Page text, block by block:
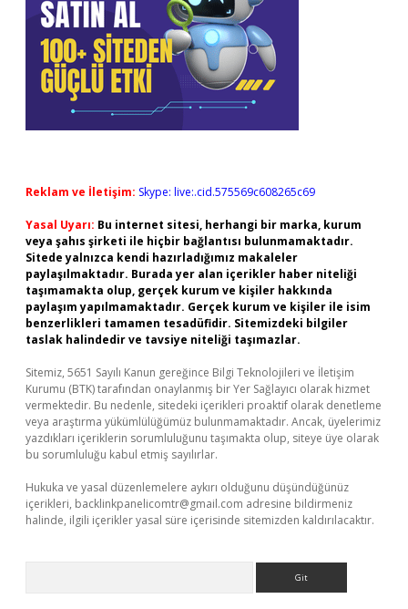
Reklam ve İletişim: Skype: live:.cid.575569c608265c69
Yasal Uyarı: Bu internet sitesi, herhangi bir marka, kurum
veya şahıs şirketi ile hiçbir bağlantısı bulunmamaktadır.
Sitede yalnızca kendi hazırladığımız makaleler
paylaşılmaktadır. Burada yer alan içerikler haber niteliği
taşımamakta olup, gerçek kurum ve kişiler hakkında
paylaşım yapılmamaktadır. Gerçek kurum ve kişiler ile isim
benzerlikleri tamamen tesadüfidir. Sitemizdeki bilgiler
taslak halindedir ve tavsiye niteliği taşımazlar.
Sitemiz, 5651 Sayılı Kanun gereğince Bilgi Teknolojileri ve İletişim
Kurumu (BTK) tarafından onaylanmış bir Yer Sağlayıcı olarak hizmet
vermektedir. Bu nedenle, sitedeki içerikleri proaktif olarak denetleme
veya araştırma yükümlülüğümüz bulunmamaktadır. Ancak, üyelerimiz
yazdıkları içeriklerin sorumluluğunu taşımakta olup, siteye üye olarak
bu sorumluluğu kabul etmiş sayılırlar.
Hukuka ve yasal düzenlemelere aykırı olduğunu düşündüğünüz
içerikleri, backlinkpanelicomtr@gmail.com adresine bildirmeniz
halinde, ilgili içerikler yasal süre içerisinde sitemizden kaldırılacaktır.